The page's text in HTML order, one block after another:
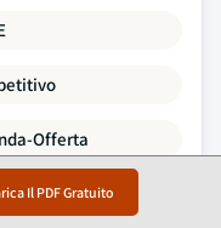
Il PDF Gratuito
Offerta